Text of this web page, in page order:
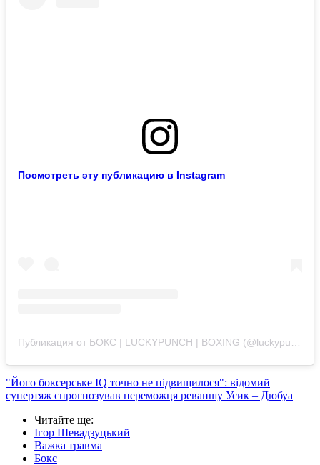
Посмотреть эту публикацию в Instagram
"Його боксерське IQ точно не підвищилося": відомий
супертяж спрогнозував переможця реваншу Усик – Дюбуа
Читайте ще:
Ігор Шевадзуцький
Важка травма
Бокс